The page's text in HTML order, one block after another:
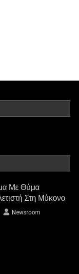
Με Θύμα
Στη Μύκονο
Newsroom